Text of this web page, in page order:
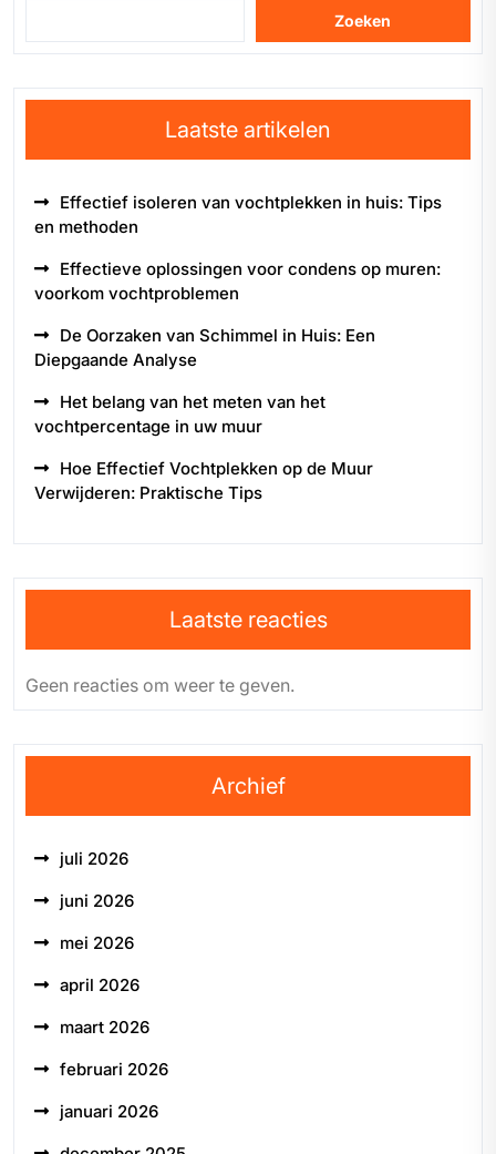
Zoeken
Laatste artikelen
Effectief isoleren van vochtplekken in huis: Tips
en methoden
Effectieve oplossingen voor condens op muren:
voorkom vochtproblemen
De Oorzaken van Schimmel in Huis: Een
Diepgaande Analyse
Het belang van het meten van het
vochtpercentage in uw muur
Hoe Effectief Vochtplekken op de Muur
Verwijderen: Praktische Tips
Laatste reacties
Geen reacties om weer te geven.
Archief
juli 2026
juni 2026
mei 2026
april 2026
maart 2026
februari 2026
januari 2026